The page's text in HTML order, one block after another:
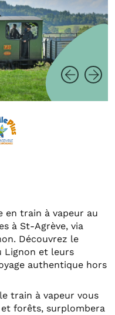
en train à vapeur au
à St-Agrève, via
Découvrez le
Lignon et leurs
authentique hors
train à vapeur vous
forêts, surplombera